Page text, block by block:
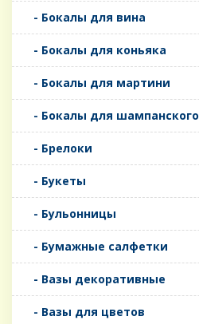
- Бокалы для вина
- Бокалы для коньяка
- Бокалы для мартини
- Бокалы для шампанского
- Брелоки
- Букеты
- Бульонницы
- Бумажные салфетки
- Вазы декоративные
- Вазы для цветов